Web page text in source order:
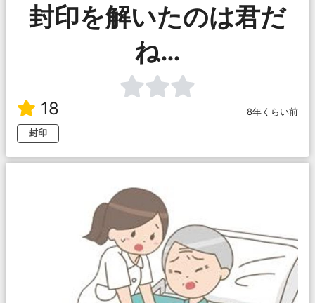
封印を解いたのは君だ
ね…
18
8年くらい前
封印